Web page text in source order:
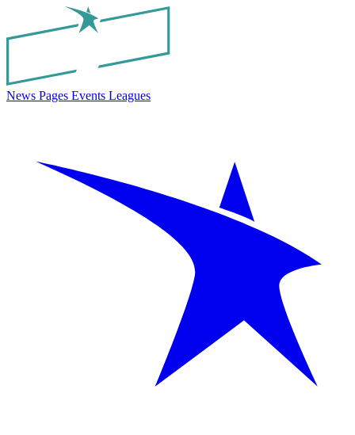
News Pages Events Leagues